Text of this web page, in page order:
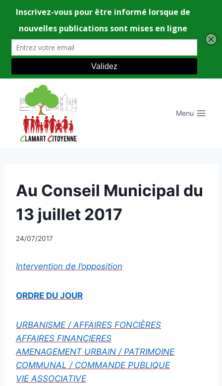
contenu
Menu
UNCATEGORIZED
Au Conseil Municipal du
13 juillet 2017
Par
24/07/2017
Intervention de l’opposition
ORDRE DU JOUR
URBANISME / AFFAIRES FONCIÈRES
AFFAIRES FINANCIERES
AMENAGEMENT URBAIN / PATRIMOINE
COMMUNAL / COMMANDE PUBLIQUE
VIE ASSOCIATIVE